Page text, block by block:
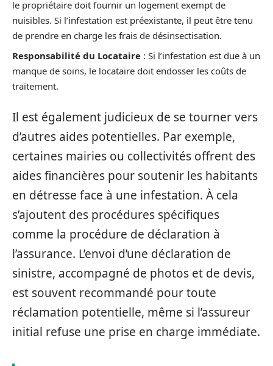
le propriétaire doit fournir un logement exempt de
nuisibles. Si l’infestation est préexistante, il peut être tenu
de prendre en charge les frais de désinsectisation.
Responsabilité du Locataire : Si l’infestation est due à un
manque de soins, le locataire doit endosser les coûts de
traitement.
Il est également judicieux de se tourner vers
d’autres aides potentielles. Par exemple,
certaines mairies ou collectivités offrent des
aides financières pour soutenir les habitants
en détresse face à une infestation. À cela
s’ajoutent des procédures spécifiques
comme la procédure de déclaration à
l’assurance. L’envoi d’une déclaration de
sinistre, accompagné de photos et de devis,
est souvent recommandé pour toute
réclamation potentielle, même si l’assureur
initial refuse une prise en charge immédiate.